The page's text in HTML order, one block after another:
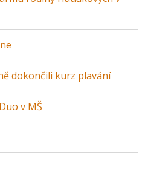
dokončili kurz plavání
v MŠ